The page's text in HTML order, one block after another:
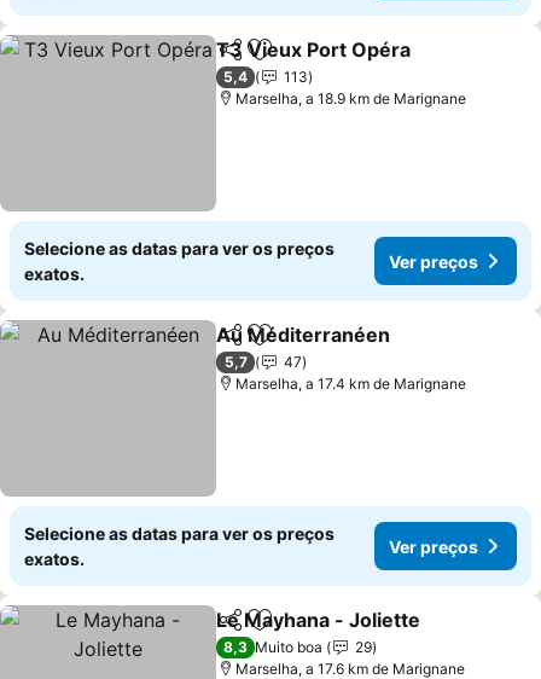
PartilharAdicionar aos favoritos
T3 Vieux Port Opéra
5,4
113
Marselha, a 18.9 km de Marignane
Selecione as datas para ver os preços
exatos.
Ver preços
PartilharAdicionar aos favoritos
Au Méditerranéen
5,7
47
Marselha, a 17.4 km de Marignane
Selecione as datas para ver os preços
exatos.
Ver preços
PartilharAdicionar aos favoritos
Le Mayhana - Joliette
8,3 Muito boa
29
Marselha, a 17.6 km de Marignane